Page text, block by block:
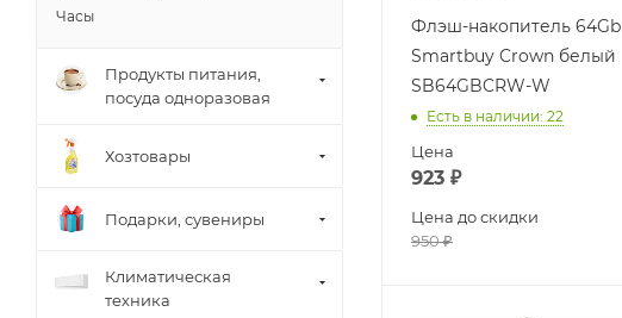
Флэш-накопитель 64Gb
Smartbuy Crown белый
SB64GBCRW-W
Есть в наличии: 22
Цена
923 ₽
Цена до скидки
950₽
Часы
Продукты питания,
посуда одноразовая
Хозтовары
Подарки, сувениры
Климатическая
техника